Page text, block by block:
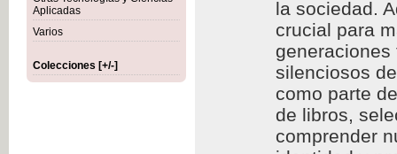
Aplicadas
Varios
Colecciones [+/-]
la sociedad.
crucial para
silenciosos
como parte
de libros,
comprender